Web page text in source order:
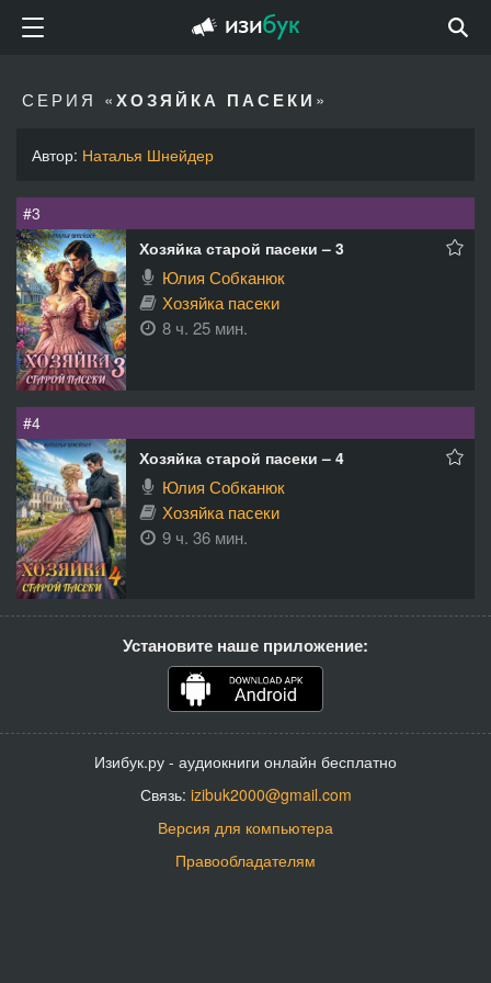
СЕРИЯ «ХОЗЯЙКА ПАСЕКИ »
Автор: Наталья Шнейдер
#3
Хозяйка старой пасеки – 3
Юлия Собканюк
Хозяйка пасеки
8 ч. 25 мин.
#4
Хозяйка старой пасеки – 4
Юлия Собканюк
Хозяйка пасеки
9 ч. 36 мин.
Установите наше приложение:
Изибук.ру - аудиокниги онлайн бесплатно
Связь: izibuk2000@gmail.com
Версия для компьютера
Правообладателям